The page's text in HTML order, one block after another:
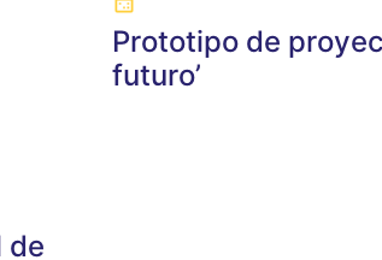
de
Prototipo de
futuro’